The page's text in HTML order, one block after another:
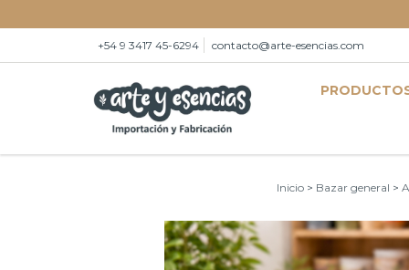
+54 9 3417 45-6294 contacto@arte-esencias.com
Inicio > Bazar general >